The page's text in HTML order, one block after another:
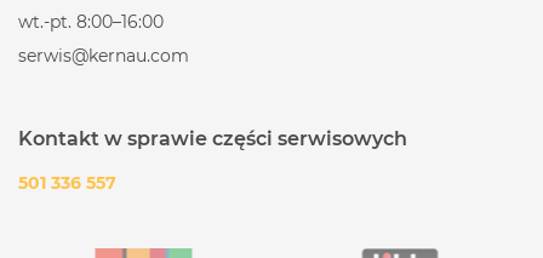
wt.-pt. 8:00–16:00
serwis@kernau.com
Kontakt w sprawie części serwisowych
501 336 557